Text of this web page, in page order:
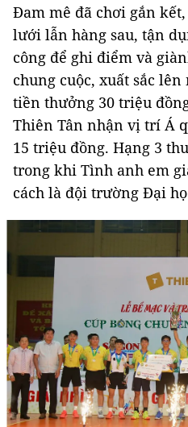
Đam mê đã chơi gắn
lưới lẫn hàng sau, tận
công để ghi điểm và
chung cuộc, xuất sắc
tiền thưởng 30 triệu
Thiên Tân nhận vị trí Á
15 triệu đồng. Hạng 3
trong khi Tình anh em
cách là đội trường Đại